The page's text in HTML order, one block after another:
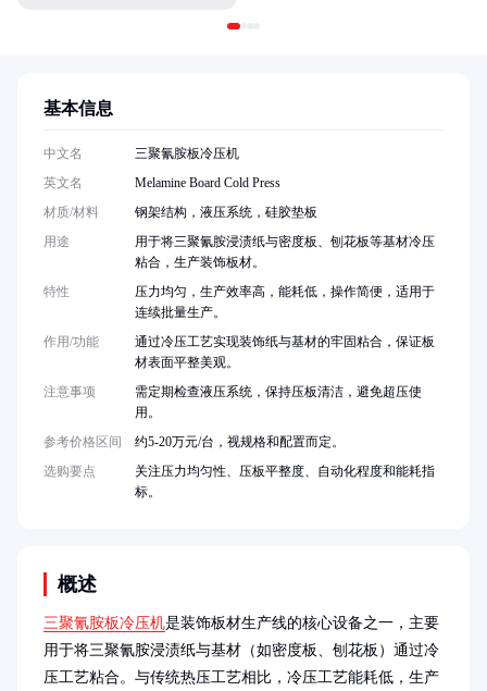
概述
三聚氰胺板冷压机是装饰板材生产线的核心设备之一，主要
用于将三聚氰胺浸渍纸与基材（如密度板、刨花板）通过冷
压工艺粘合。与传统热压工艺相比，冷压工艺能耗低，生产
基本信息
中文名
三聚氰胺板冷压机
英文名
Melamine Board Cold Press
材质/材料
钢架结构，液压系统，硅胶垫板
用途
用于将三聚氰胺浸渍纸与密度板、刨花板等基材冷压
粘合，生产装饰板材。
特性
压力均匀，生产效率高，能耗低，操作简便，适用于
连续批量生产。
作用/功能
通过冷压工艺实现装饰纸与基材的牢固粘合，保证板
材表面平整美观。
注意事项
需定期检查液压系统，保持压板清洁，避免超压使
用。
参考价格区间
约5-20万元/台，视规格和配置而定。
选购要点
关注压力均匀性、压板平整度、自动化程度和能耗指
标。